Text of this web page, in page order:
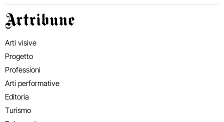
Artribune
Arti visive
Progetto
Professioni
Arti performative
Editoria
Turismo